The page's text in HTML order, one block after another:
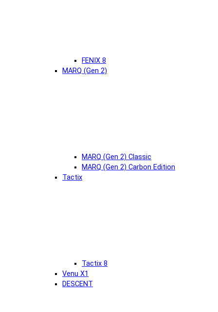
FENIX 8
MARQ (Gen 2)
MARQ (Gen 2) Classic
MARQ (Gen 2) Carbon Edition
Tactix
Tactix 8
Venu X1
DESCENT